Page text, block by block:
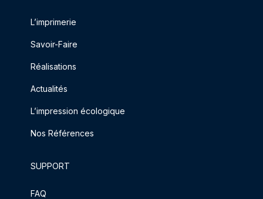
L’imprimerie
Savoir-Faire
Réalisations
Actualités
L’impression écologique
Nos Références
SUPPORT
FAQ